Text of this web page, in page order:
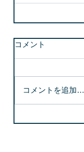
コメント
コメントを追加…